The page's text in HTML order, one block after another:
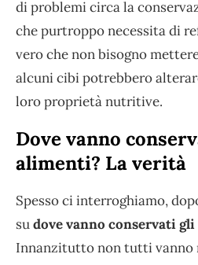
di problemi circa la
che purtroppo necessita di
vero che non bisogno
alcuni cibi potrebbero
loro proprietà nutritive.
Dove vanno
alimenti? La verità
Spesso ci interroghiamo,
sudove vanno conservati
Innanzitutto non tutti vanno